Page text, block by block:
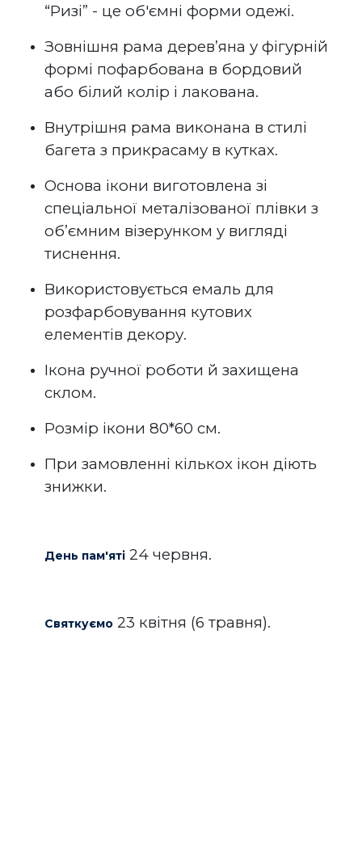
“Ризі” - це об'ємні форми одежі.
Зовнішня рама дерев’яна у фігурній
формі пофарбована в бордовий
або білий колір і лакована.
Внутрішня рама виконана в стилі
багета з прикрасаму в кутках.
Основа ікони виготовлена зі
спеціальної металізованої плівки з
об’ємним візерунком у вигляді
тиснення.
Використовується емаль для
розфарбовування кутових
елементів декору.
Ікона ручної роботи й захищена
склом.
Розмір ікони 80*60 см.
При замовленні кількох ікон діють
знижки.
День пам'яті 24 червня.
Святкуємо 23 квітня (6 травня).